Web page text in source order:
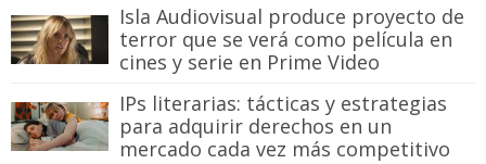
Isla Audiovisual produce proyecto de
terror que se verá como película en
cines y serie en Prime Video
IPs literarias: tácticas y estrategias
para adquirir derechos en un
mercado cada vez más competitivo